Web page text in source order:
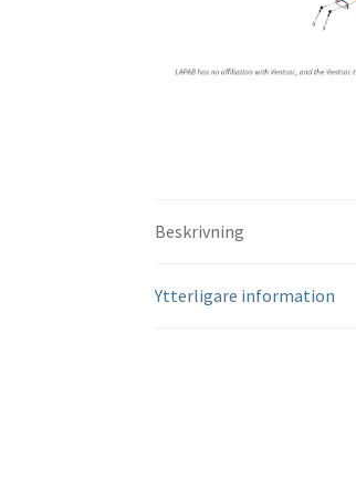
Beskrivning
Ytterligare information